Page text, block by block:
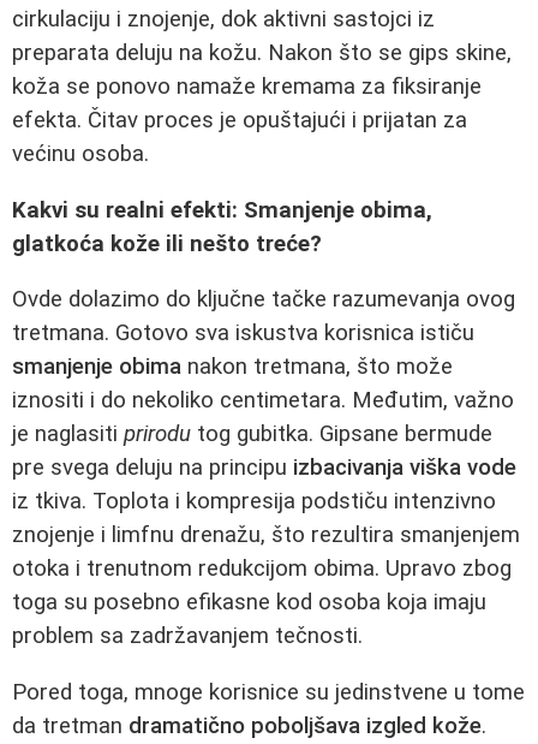
cirkulaciju i znojenje, dok aktivni sastojci iz
preparata deluju na kožu. Nakon što se gips skine,
koža se ponovo namaže kremama za fiksiranje
efekta. Čitav proces je opuštajući i prijatan za
većinu osoba.
Kakvi su realni efekti: Smanjenje obima,
glatkoća kože ili nešto treće?
Ovde dolazimo do ključne tačke razumevanja ovog
tretmana. Gotovo sva iskustva korisnica ističu
smanjenje obima nakon tretmana, što može
iznositi i do nekoliko centimetara. Međutim, važno
je naglasiti prirodu tog gubitka. Gipsane bermude
pre svega deluju na principu izbacivanja viška vode
iz tkiva. Toplota i kompresija podstiču intenzivno
znojenje i limfnu drenažu, što rezultira smanjenjem
otoka i trenutnom redukcijom obima. Upravo zbog
toga su posebno efikasne kod osoba koja imaju
problem sa zadržavanjem tečnosti.
Pored toga, mnoge korisnice su jedinstvene u tome
da tretman dramatično poboljšava izgled kože.